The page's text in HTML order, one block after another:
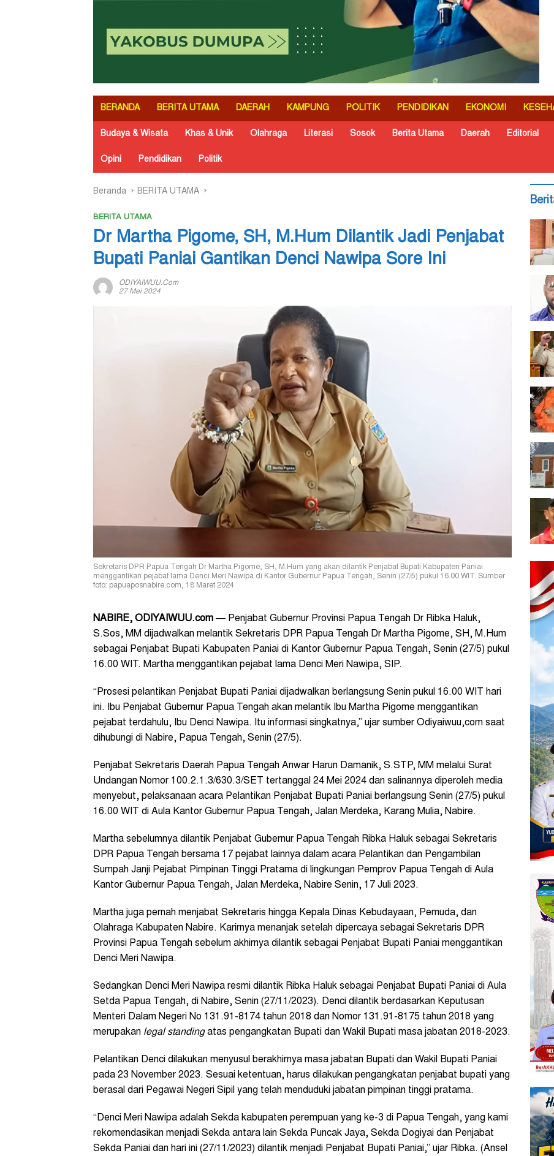
BERANDA BERITA UTAMA DAERAH KAMPUNG POLITIK PENDIDIKAN EKONOMI
Budaya & Wisata Khas & Unik Olahraga Literasi Sosok Berita Utama Daerah Editorial
Opini Pendidikan Politik
Beranda BERITA UTAMA
BERITA UTAMA
Dr Martha Pigome, SH, M.Hum Dilantik Jadi Penjabat
Bupati Paniai Gantikan Denci Nawipa Sore Ini
ODIYAIWUU.com
27 Mei 2024
Sekretaris DPR Papua Tengah Dr Martha Pigome, SH, M.Hum yang akan dilantik Penjabat Bupati Kabupaten Paniai
menggantikan pejabat lama Denci Meri Nawipa di Kantor Gubernur Papua Tengah, Senin (27/5) pukul 16.00 WIT. Sumber
foto: papuaposnabire.com, 18 Maret 2024
NABIRE, ODIYAIWUU.com — Penjabat Gubernur Provinsi Papua Tengah Dr Ribka Haluk,
S.Sos, MM dijadwalkan melantik Sekretaris DPR Papua Tengah Dr Martha Pigome, SH, M.Hum
sebagai Penjabat Bupati Kabupaten Paniai di Kantor Gubernur Papua Tengah, Senin (27/5) pukul
16.00 WIT. Martha menggantikan pejabat lama Denci Meri Nawipa, SIP.
“Prosesi pelantikan Penjabat Bupati Paniai dijadwalkan berlangsung Senin pukul 16.00 WIT hari
ini. Ibu Penjabat Gubernur Papua Tengah akan melantik Ibu Martha Pigome menggantikan
pejabat terdahulu, Ibu Denci Nawipa. Itu informasi singkatnya,” ujar sumber Odiyaiwuu,com saat
dihubungi di Nabire, Papua Tengah, Senin (27/5).
Penjabat Sekretaris Daerah Papua Tengah Anwar Harun Damanik, S.STP, MM melalui Surat
Undangan Nomor 100.2.1.3/630.3/SET tertanggal 24 Mei 2024 dan salinannya diperoleh media
menyebut, pelaksanaan acara Pelantikan Penjabat Bupati Paniai berlangsung Senin (27/5) pukul
16.00 WIT di Aula Kantor Gubernur Papua Tengah, Jalan Merdeka, Karang Mulia, Nabire.
Martha sebelumnya dilantik Penjabat Gubernur Papua Tengah Ribka Haluk sebagai Sekretaris
DPR Papua Tengah bersama 17 pejabat lainnya dalam acara Pelantikan dan Pengambilan
Sumpah Janji Pejabat Pimpinan Tinggi Pratama di lingkungan Pemprov Papua Tengah di Aula
Kantor Gubernur Papua Tengah, Jalan Merdeka, Nabire Senin, 17 Juli 2023.
Martha juga pernah menjabat Sekretaris hingga Kepala Dinas Kebudayaan, Pemuda, dan
Olahraga Kabupaten Nabire. Karirnya menanjak setelah dipercaya sebagai Sekretaris DPR
Provinsi Papua Tengah sebelum akhirnya dilantik sebagai Penjabat Bupati Paniai menggantikan
Denci Meri Nawipa.
Sedangkan Denci Meri Nawipa resmi dilantik Ribka Haluk sebagai Penjabat Bupati Paniai di Aula
Setda Papua Tengah, di Nabire, Senin (27/11/2023). Denci dilantik berdasarkan Keputusan
Menteri Dalam Negeri No 131.91-8174 tahun 2018 dan Nomor 131.91-8175 tahun 2018 yang
merupakan legal standingatas pengangkatan Bupati dan Wakil Bupati masa jabatan 2018-2023.
Pelantikan Denci dilakukan menyusul berakhirnya masa jabatan Bupati dan Wakil Bupati Paniai
pada 23 November 2023. Sesuai ketentuan, harus dilakukan pengangkatan penjabat bupati yang
berasal dari Pegawai Negeri Sipil yang telah menduduki jabatan pimpinan tinggi pratama.
“Denci Meri Nawipa adalah Sekda kabupaten perempuan yang ke-3 di Papua Tengah, yang kami
rekomendasikan menjadi Sekda antara lain Sekda Puncak Jaya, Sekda Dogiyai dan Penjabat
Sekda Paniai dan hari ini (27/11/2023) dilantik menjadi Penjabat Bupati Paniai,” ujar Ribka. (Ansel